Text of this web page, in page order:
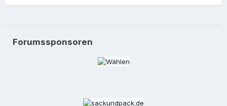
Forumssponsoren